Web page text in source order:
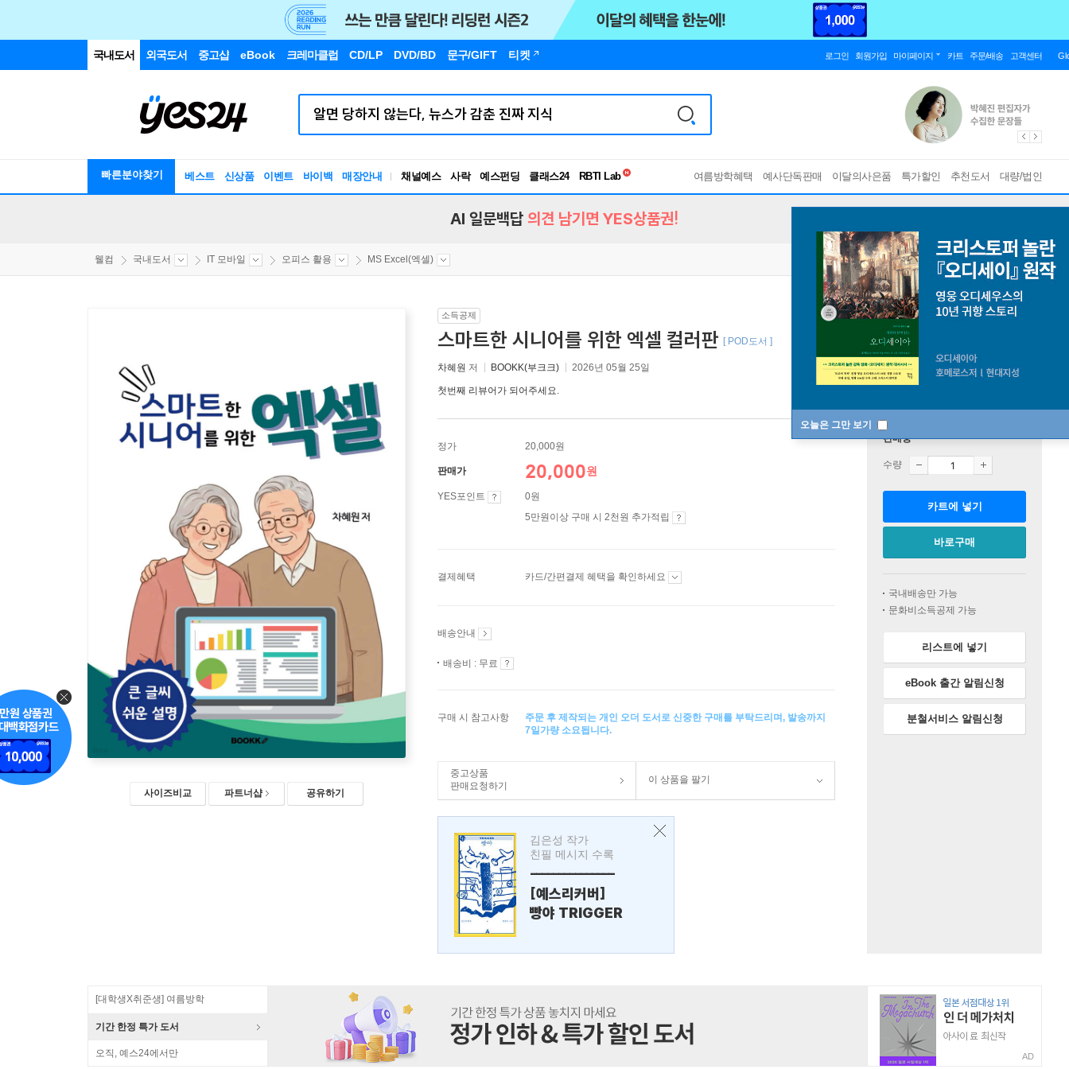
국내도서 외국도서 중고샵 eBook 크레마클럽 CD/LP DVD/BD 문구/GIFT 티켓 로그인 회원가입 마이페이지 카트 주문/배송 고객센터
빠른분야찾기 베스트 신상품 이벤트 바이백 매장안내 채널예스 사락 예스펀딩 클래스24
독서유형검사
여름방학혜택 예사단독판매 이달의사은품 특가할인 추천도서 대량/법인
오늘은 그만 보기
AI 일문백답 의견 남기면 YES상품권!
웰컴 국내도서 IT 모바일 오피스 활용 MS Excel(엑셀)
사이즈비교 파트너샵 공유하기
소득공제
스마트한 시니어를 위한 엑셀 컬러판 [ POD도서 ]
차혜원 저 BOOKK(부크크) 2026년 05월 25일
첫번째 리뷰어가 되어주세요.
정가 20,000원
판매가 20,000원
YES포인트
0원
5만원이상 구매 시 2천원 추가적립
결제혜택 카드/간편결제 혜택을 확인하세요
배송안내
배송비 : 무료
구매 시 참고사항
주문 후 제작되는 개인 오더 도서로 신중한 구매를 부탁드리며, 발송까지
7일가량 소요됩니다.
중고상품
판매요청하기
이 상품을 팔기
김은성 작가
친필 메시지 수록
---------------
[예스리커버]
빵야 TRIGGER
판매중
수량
카트에 넣기
바로구매
국내배송만 가능
문화비소득공제 가능
리스트에 넣기
eBook 출간 알림신청
분철서비스 알림신청
[대학생X취준생] 여름방학
기간 한정 특가 도서
오직, 예스24에서만 AD